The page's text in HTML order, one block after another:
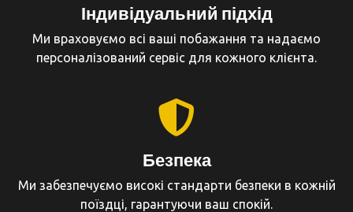
Індивідуальний підхід
Ми враховуємо всі ваші побажання та надаємо
персоналізований сервіс для кожного клієнта.
Безпека
Ми забезпечуємо високі стандарти безпеки в кожній
поїздці, гарантуючи ваш спокій.